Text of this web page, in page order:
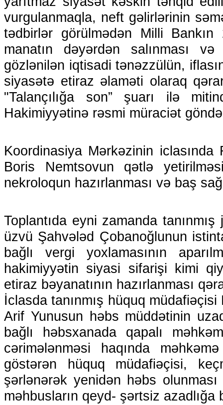
vurgulanmaqla, neft gəlirlərinin
tədbirlər görülmədən Milli
manatın dəyərdən salınması
gözlənilən iqtisadi tənəzzülün,
siyasətə etiraz əlaməti olaraq
"Talançılığa son” şuarı ilə
Hakimiyyətinə rəsmi müraciət
Koordinasiya Mərkəzinin iclasında
Boris Nemtsovun qətlə
nekroloqun hazırlanması və baş
Toplantıda eyni zamanda
üzvü Şahvələd Çobanoğlunun
bağlı vergi yoxlamasının
hakimiyyətin siyasi sifarişi kimi
etiraz bəyanatının hazırlanması
İclasda tanınmış hüquq
Arif Yunusun həbs müddətinin
bağlı həbsxanada qapalı
cərimələnməsi haqında
göstərən hüquq müdafiəçisi,
şərlənərək yenidən həbs
məhbusların qeyd- şərtsiz azadlığa